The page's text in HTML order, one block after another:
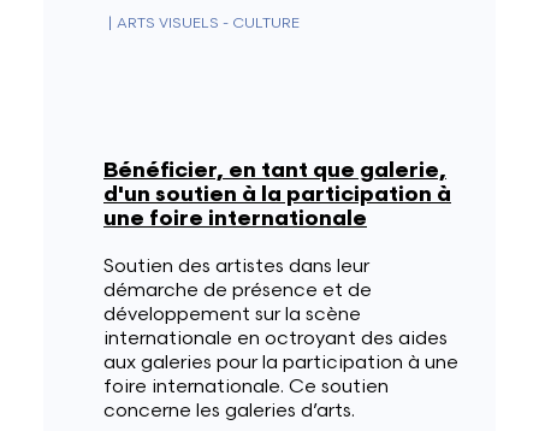
ARTS VISUELS - CULTURE
Bénéficier, en tant que galerie,
d'un soutien à la participation à
une foire internationale
Soutien des artistes dans leur
démarche de présence et de
développement sur la scène
internationale en octroyant des aides
aux galeries pour la participation à une
foire internationale. Ce soutien
concerne les galeries d’arts.